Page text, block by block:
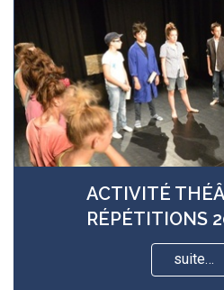
ACTIVITÉ
RÉPÉTITIONS
suite…